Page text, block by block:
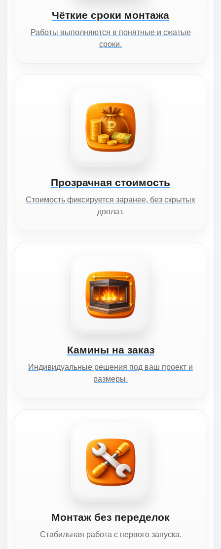
Чёткие сроки монтажа
Работы выполняются в понятные и сжатые
сроки.
Прозрачная стоимость
Стоимость фиксируется заранее, без скрытых
доплат.
Камины на заказ
Индивидуальные решения под ваш проект и
размеры.
Монтаж без переделок
Стабильная работа с первого запуска.